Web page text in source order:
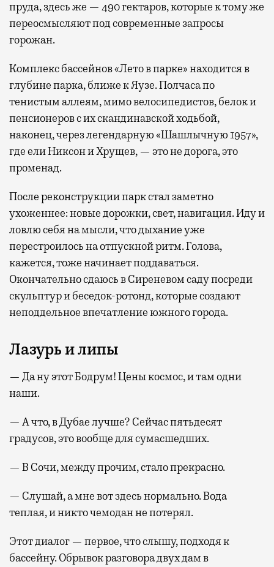
пруда, здесь же — 490 гектаров, которые к тому же
переосмысляют под современные запросы
горожан.
Комплекс бассейнов «Лето в парке» находится в
глубине парка, ближе к Яузе. Полчаса по
тенистым аллеям, мимо велосипедистов, белок и
пенсионеров с их скандинавской ходьбой,
наконец, через легендарную «Шашлычную 1957»,
где ели Никсон и Хрущев, — это не дорога, это
променад.
После реконструкции парк стал заметно
ухоженнее: новые дорожки, свет, навигация. Иду и
ловлю себя на мысли, что дыхание уже
перестроилось на отпускной ритм. Голова,
кажется, тоже начинает поддаваться.
Окончательно сдаюсь в Сиреневом саду посреди
скульптур и беседок-ротонд, которые создают
неподдельное впечатление южного города.
Лазурь и липы
— Да ну этот Бодрум! Цены космос, и там одни
наши.
— А что, в Дубае лучше? Сейчас пятьдесят
градусов, это вообще для сумасшедших.
— В Сочи, между прочим, стало прекрасно.
— Слушай, а мне вот здесь нормально. Вода
теплая, и никто чемодан не потерял.
Этот диалог — первое, что слышу, подходя к
бассейну. Обрывок разговора двух дам в